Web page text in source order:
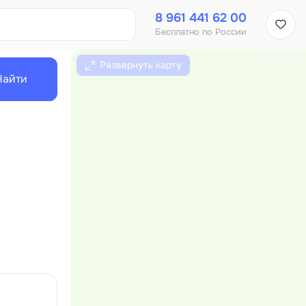
8 961 441 62 00
Бесплатно по России
Развернуть карту